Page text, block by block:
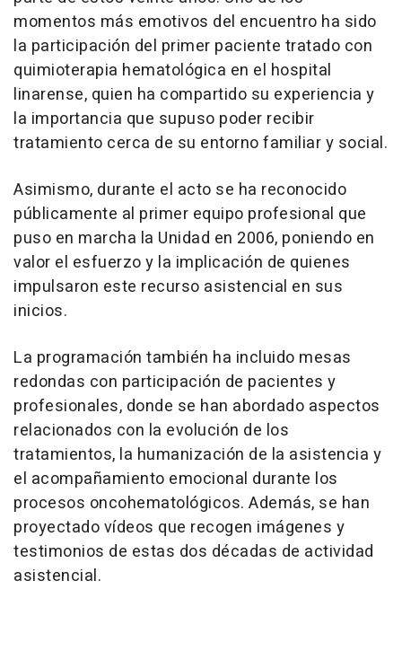
momentos más emotivos del encuentro ha sido
la participación del primer paciente tratado con
quimioterapia hematológica en el hospital
linarense, quien ha compartido su experiencia y
la importancia que supuso poder recibir
tratamiento cerca de su entorno familiar y social.
Asimismo, durante el acto se ha reconocido
públicamente al primer equipo profesional que
puso en marcha la Unidad en 2006, poniendo en
valor el esfuerzo y la implicación de quienes
impulsaron este recurso asistencial en sus
inicios.
La programación también ha incluido mesas
redondas con participación de pacientes y
profesionales, donde se han abordado aspectos
relacionados con la evolución de los
tratamientos, la humanización de la asistencia y
el acompañamiento emocional durante los
procesos oncohematológicos. Además, se han
proyectado vídeos que recogen imágenes y
testimonios de estas dos décadas de actividad
asistencial.